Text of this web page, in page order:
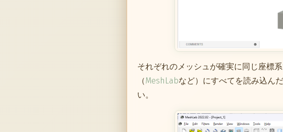
それぞれのメッシュが確実に同じ座標
（MeshLabなど）にすべてを読み込ん
い。